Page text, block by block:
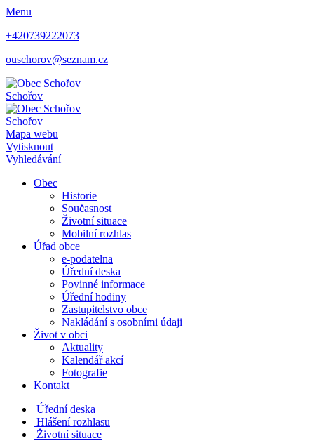
Menu
+420739222073
ouschorov@seznam.cz
Schořov
Schořov
Mapa webu
Vytisknout
Vyhledávání
Obec
Historie
Současnost
Životní situace
Mobilní rozhlas
Úřad obce
e-podatelna
Úřední deska
Povinné informace
Úřední hodiny
Zastupitelstvo obce
Nakládání s osobními údaji
Život v obci
Aktuality
Kalendář akcí
Fotografie
Kontakt
Úřední deska
Hlášení rozhlasu
Životní situace